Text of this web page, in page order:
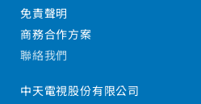
免責聲明
商務合作方案
聯絡我們
中天電視股份有限公司